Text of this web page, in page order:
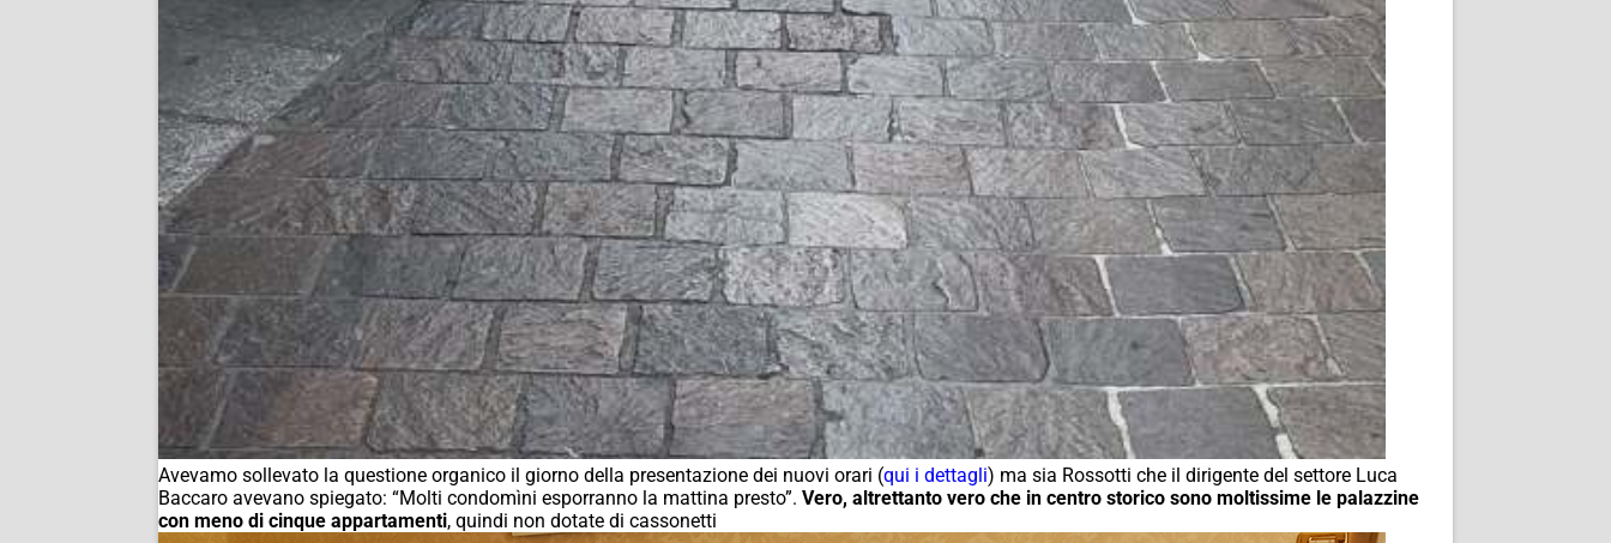
Avevamo sollevato la questione organico il giorno della presentazione dei nuovi orari (qui i dettagli) ma sia Rossotti che il dirigente del settore Luca
Baccaro avevano spiegato: “Molti condomìni esporranno la mattina presto”. Vero, altrettanto vero che in centro storico sono moltissime le palazzine
con meno di cinque appartamenti, quindi non dotate di cassonetti